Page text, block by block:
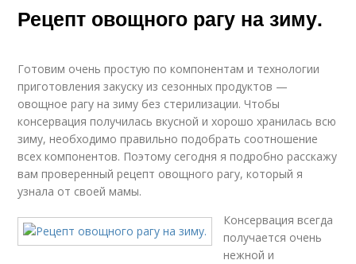
Рецепт овощного рагу на зиму.
Готовим очень простую по компонентам и технологии
приготовления закуску из сезонных продуктов —
овощное рагу на зиму без стерилизации. Чтобы
консервация получилась вкусной и хорошо хранилась всю
зиму, необходимо правильно подобрать соотношение
всех компонентов. Поэтому сегодня я подробно расскажу
вам проверенный рецепт овощного рагу, который я
узнала от своей мамы.
Консервация всегда
получается очень
нежной и